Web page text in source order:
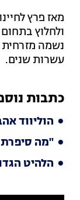
ולחלוץ
נשמה מזרחית
עשרות שנים.
כתבות
הוליווד
"מה
הלהיט